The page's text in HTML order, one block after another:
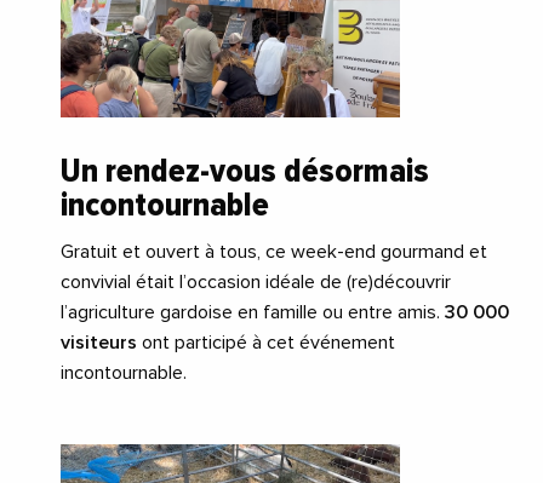
Un rendez-vous désormais
incontournable
Gratuit et ouvert à tous, ce week-end gourmand et
convivial était l’occasion idéale de (re)découvrir
l’agriculture gardoise en famille ou entre amis. 30 000
visiteurs ont participé à cet événement
incontournable.